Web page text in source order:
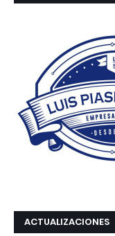
ACTUALIZACIONES